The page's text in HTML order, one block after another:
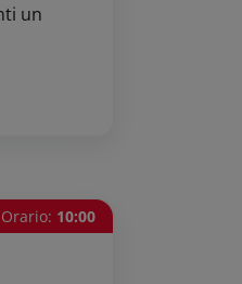
un
Orario: 10:00